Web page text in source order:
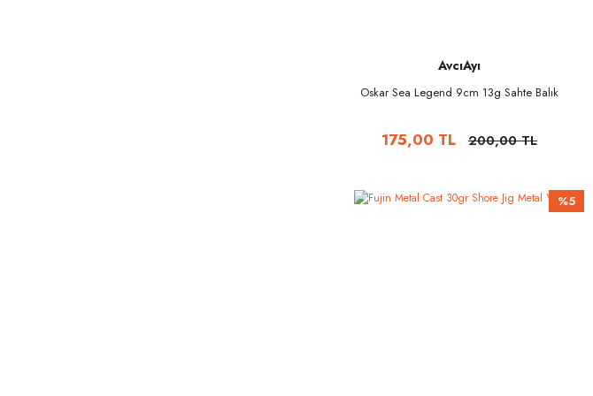
AvcıAyı
Oskar Sea Legend 9cm 13g Sahte Balık
175,00 TL 200,00 TL
%5